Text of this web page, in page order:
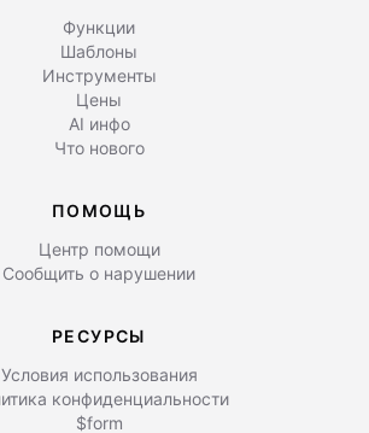
Функции
Шаблоны
Инструменты
Цены
AI инфо
Что нового
ПОМОЩЬ
Центр помощи
Сообщить о нарушении
РЕСУРСЫ
Условия использования
конфиденциальности
$form